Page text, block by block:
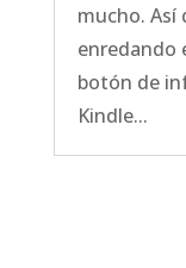
mucho. Así
enredando
botón de
Kindle...